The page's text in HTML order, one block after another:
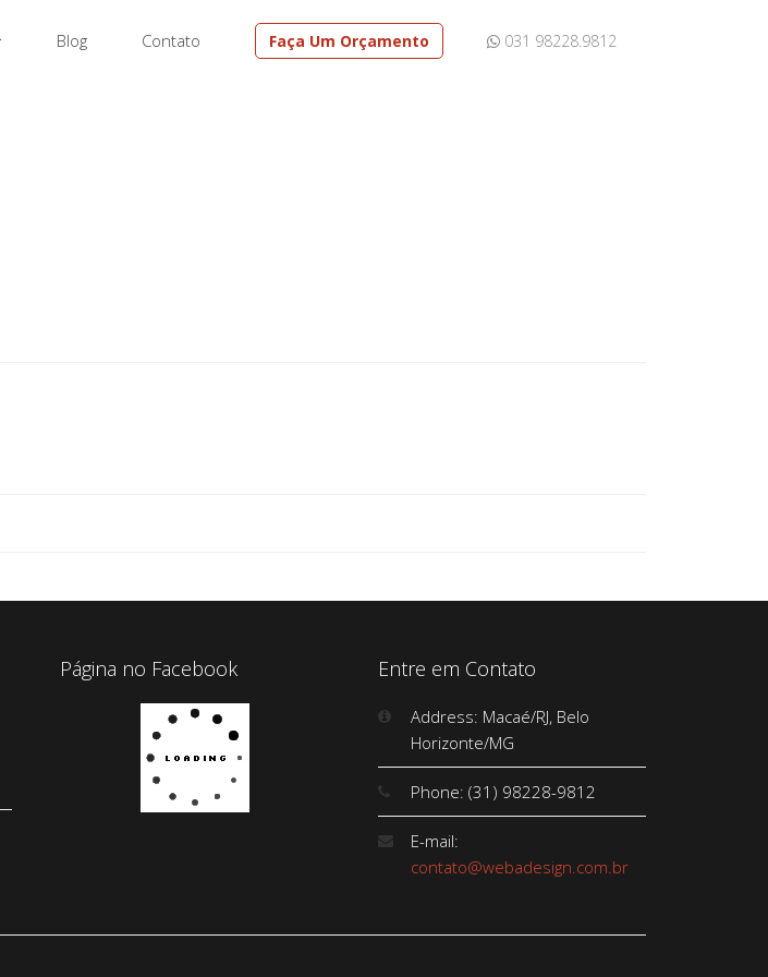
031 98228.9812
Blog Contato Faça Um Orçamento
Página no Facebook Entre em Contato
Address: Macaé/RJ, Belo
Horizonte/MG
Phone: (31) 98228-9812
E-mail:
contato@webadesign.com.br